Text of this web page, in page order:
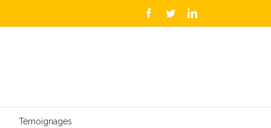
Facebook
TwitterLinkedIn
Témoignages